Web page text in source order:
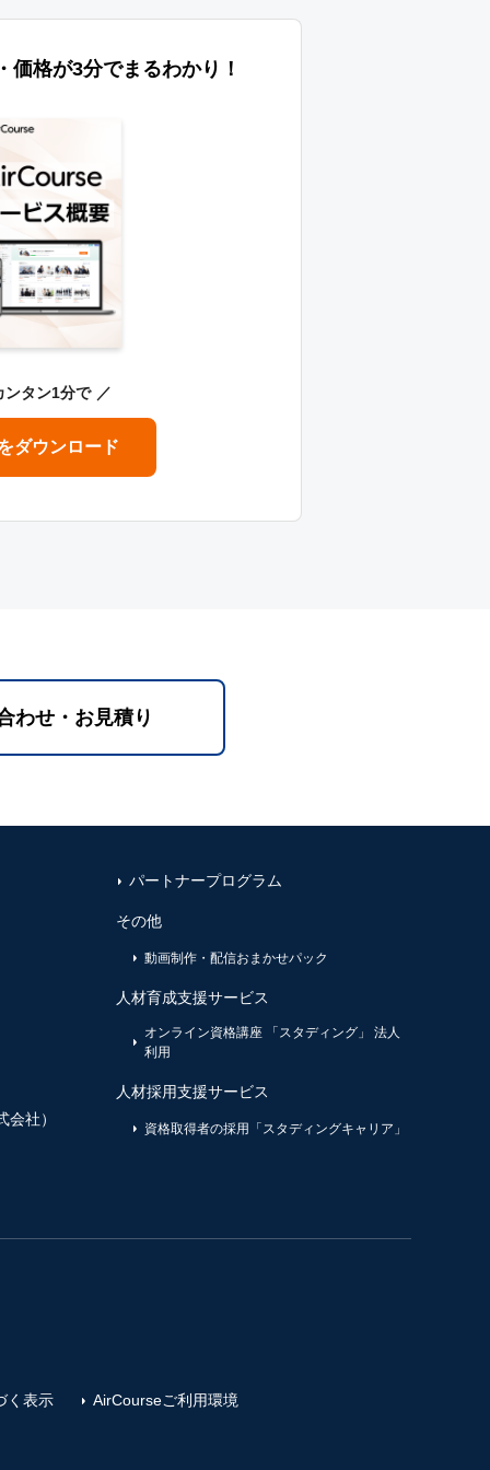
格が3分でまるわかり！
ンタン1分で
ダウンロード
わせ・お見積り
社）
パートナープログラム
その他
動画制作・配信おまかせパック
人材育成支援サービス
オンライン資格講座 「スタディング」 法人
利用
人材採用支援サービス
資格取得者の採用「スタディングキャリア」
く表示 AirCourseご利用環境